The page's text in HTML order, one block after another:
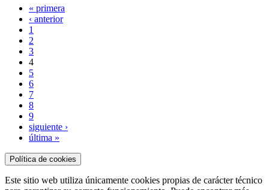
« primera
‹ anterior
1
2
3
4
5
6
7
8
9
siguiente ›
última »
Política de cookies
Este sitio web utiliza únicamente cookies propias de carácter técnico